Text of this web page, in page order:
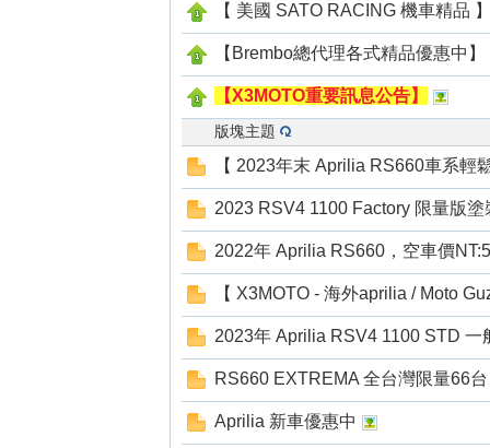
【 美國 SATO RACING 機車精品
【Brembo總代理各式精品優惠中】
【X3MOTO重要訊息公告】
版塊主題
【 2023年末 Aprilia RS660車系輕
2023 RSV4 1100 Factory 限量版塗
2022年 Aprilia RS660，空車價
【 X3MOTO - 海外aprilia / Moto
2023年 Aprilia RSV4 1100 STD 一
RS660 EXTREMA 全台灣限量66台
Aprilia 新車優惠中